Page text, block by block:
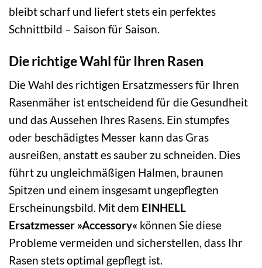
bleibt scharf und liefert stets ein perfektes
Schnittbild – Saison für Saison.
Die richtige Wahl für Ihren Rasen
Die Wahl des richtigen Ersatzmessers für Ihren
Rasenmäher ist entscheidend für die Gesundheit
und das Aussehen Ihres Rasens. Ein stumpfes
oder beschädigtes Messer kann das Gras
ausreißen, anstatt es sauber zu schneiden. Dies
führt zu ungleichmäßigen Halmen, braunen
Spitzen und einem insgesamt ungepflegten
Erscheinungsbild. Mit dem EINHELL
Ersatzmesser »Accessory« können Sie diese
Probleme vermeiden und sicherstellen, dass Ihr
Rasen stets optimal gepflegt ist.